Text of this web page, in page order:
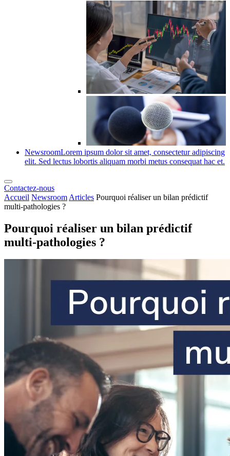
NewsroomLorem ipsum dolor sit amet, consectetur adipiscing
elit. Sed lectus lobortis aliquam morbi metus consequat hac et.
Contactez-nous
Accueil Newsroom Articles Pourquoi réaliser un bilan prédictif
multi-pathologies ?
Pourquoi réaliser un bilan prédictif
multi-pathologies ?